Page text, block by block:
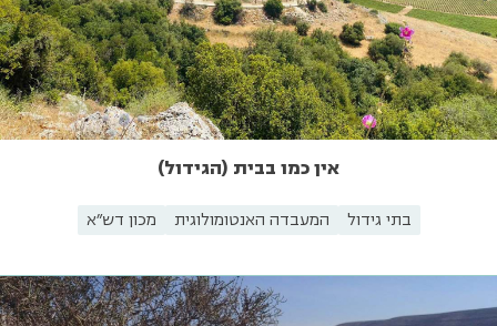
אין כמו בבית (הגידול)
בתי גידול המעבדה האנטומולוגית מכון דש"א